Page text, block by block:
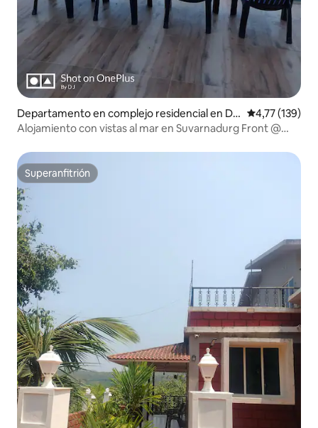
Departamento en complejo residencial en Da
poli
Calificación
4,77 (139)
Alojamiento con vistas al mar en Suvarnadurg Front @
Superanfitrión
Superanfitrión